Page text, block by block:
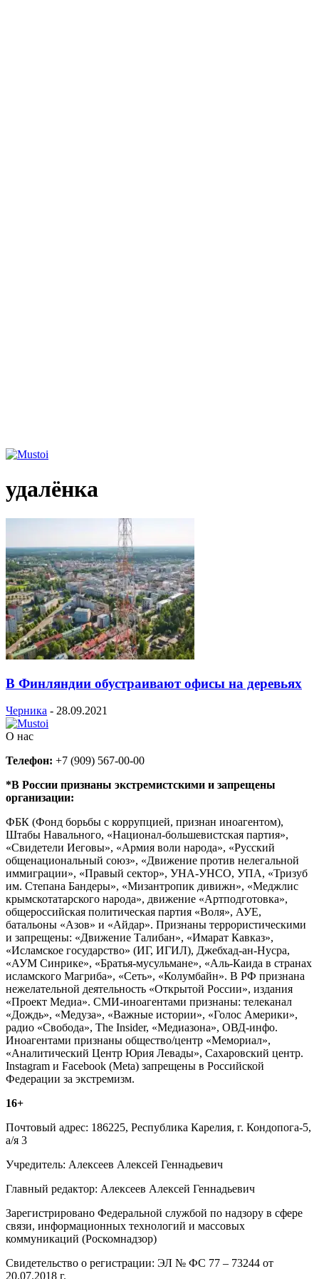
удалёнка
В Финляндии обустраивают офисы на деревьях
Черника - 28.09.2021
О нас
Телефон: +7 (909) 567-00-00
*В России признаны экстремистскими и запрещены
организации:
ФБК (Фонд борьбы с коррупцией, признан иноагентом),
Штабы Навального, «Национал-большевистская партия»,
«Свидетели Иеговы», «Армия воли народа», «Русский
общенациональный союз», «Движение против нелегальной
иммиграции», «Правый сектор», УНА-УНСО, УПА, «Тризуб
им. Степана Бандеры», «Мизантропик дивижн», «Меджлис
крымскотатарского народа», движение «Артподготовка»,
общероссийская политическая партия «Воля», АУЕ,
батальоны «Азов» и «Айдар». Признаны террористическими
и запрещены: «Движение Талибан», «Имарат Кавказ»,
«Исламское государство» (ИГ, ИГИЛ), Джебхад-ан-Нусра,
«АУМ Синрике», «Братья-мусульмане», «Аль-Каида в странах
исламского Магриба», «Сеть», «Колумбайн». В РФ признана
нежелательной деятельность «Открытой России», издания
«Проект Медиа». СМИ-иноагентами признаны: телеканал
«Дождь», «Медуза», «Важные истории», «Голос Америки»,
радио «Свобода», The Insider, «Медиазона», ОВД-инфо.
Иноагентами признаны общество/центр «Мемориал»,
«Аналитический Центр Юрия Левады», Сахаровский центр.
Instagram и Facebook (Metа) запрещены в Российской
Федерации за экстремизм.
16+
Почтовый адрес: 186225, Республика Карелия, г. Кондопога-5,
а/я 3
Учредитель: Алексеев Алексей Геннадьевич
Главный редактор: Алексеев Алексей Геннадьевич
Зарегистрировано Федеральной службой по надзору в сфере
связи, информационных технологий и массовых
коммуникаций (Роскомнадзор)
Свидетельство о регистрации: ЭЛ № ФС 77 – 73244 от
20.07.2018 г.